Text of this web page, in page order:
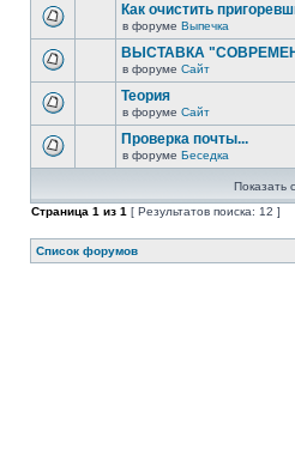
Как очистить
в форуме Выпечка
ВЫСТАВКА
в форуме Сайт
Теория
в форуме Сайт
Проверка почты...
в форуме Беседка
Показать
Страница 1 из 1 [ Результатов поиска: 12 ]
Список форумов